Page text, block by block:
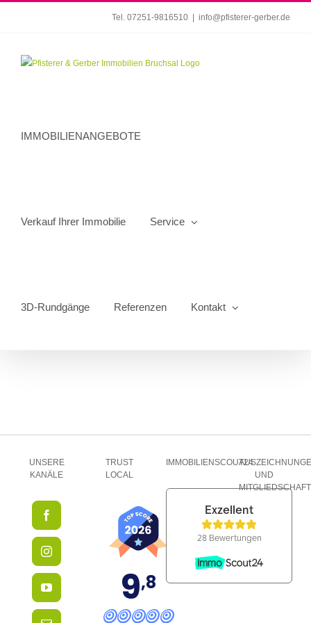
Tel. 07251-9816510 info@pfisterer-gerber.de
IMMOBILIENANGEBOTE
Verkauf Ihrer Immobilie Service
3D-Rundgänge Referenzen Kontakt
UNSERE
KANÄLE
TRUST
LOCAL
9,8
IMMOBILIENSCOUT24
UND